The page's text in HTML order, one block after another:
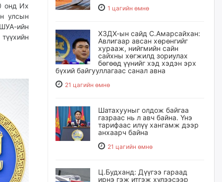
онд Их
улсын
ийн
1 цагийн өмнө
ХЗДХ-ын сайд С.Амарсайхан:
Авлигаар авсан хөрөнгийг
хурааж, нийгмийн сайн
сайхны хөгжилд зориулах
бөгөөд үүнийг хэд хэдэн эрх
бүхий байгууллагаас санал авна
21 цагийн өмнө
Шатахууныг олдож байгаа
газраас нь л авч байна. Үнэ
тарифаас илүү хангамж дээр
анхаарч байна
21 цагийн өмнө
Ц.Будханд: Дүүгээ гараад
ирнэ гэж итгэж хүлээсээр